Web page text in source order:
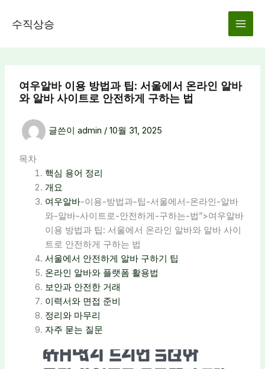
수직상승
여우알바 이용 방법과 팁: 서울에서 온라인 알바
와 알바 사이트로 안전하게 구하는 법
글쓴이 admin / 10월 31, 2025
목차
핵심 용어 정리
개요
여우알바-이용-방법과-팁-서울에서-온라인-알바
와-알바-사이트로-안전하게-구하는-법”>여우알바
이용 방법과 팁: 서울에서 온라인 알바와 알바 사이
트로 안전하게 구하는 법
서울에서 안전하게 알바 구하기 팁
온라인 알바와 플랫폼 활용법
보안과 안전한 거래
이력서와 면접 준비
정리와 마무리
자주 묻는 질문